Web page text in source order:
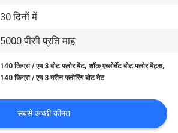
30 दिनों में
5000 पीसी प्रति माह
140 किग्रा / एम 3 बोट फ्लोर मैट,शॉक एब्सोर्बेंट बोट फ्लोर मैट्स,
140 किग्रा / एम 3 मरीन फ्लोरिंग बोट मैट
सबसे अच्छी कीमत